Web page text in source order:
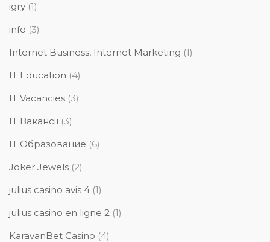
igry (1)
info (3)
Internet Business, Internet Marketing (1)
IT Education (4)
IT Vacancies (3)
IT Вакансії (3)
IT Образование (6)
Joker Jewels (2)
julius casino avis 4 (1)
julius casino en ligne 2 (1)
KaravanBet Casino (4)